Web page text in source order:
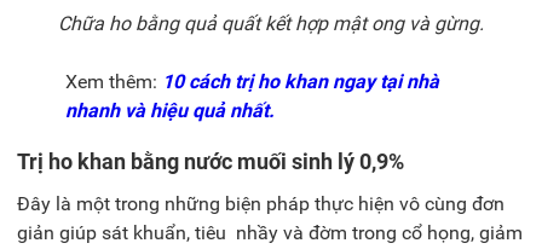
Chữa ho bằng quả quất kết hợp mật ong và gừng.
Xem thêm: 10 cách trị ho khan ngay tại nhà
nhanh và hiệu quả nhất.
Trị ho khan bằng nước muối sinh lý 0,9%
Đây là một trong những biện pháp thực hiện vô cùng đơn
giản giúp sát khuẩn, tiêu nhầy và đờm trong cổ họng, giảm